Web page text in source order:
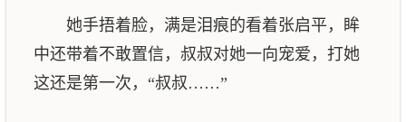
她手捂着脸，满是泪痕的看着张启平，眸
中还带着不敢置信，叔叔对她一向宠爱，打她
这还是第一次，“叔叔……”